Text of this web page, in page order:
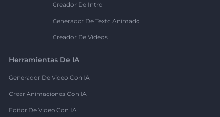
Creador De Intro
Generador De Texto Animado
Creador De Videos
Herramientas De IA
Generador De Video Con IA
Crear Animaciones Con IA
Editor De Video Con IA